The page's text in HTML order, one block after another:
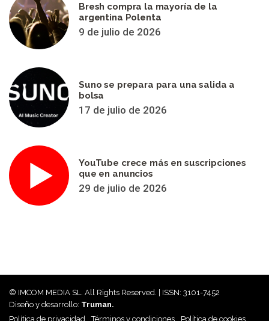
Bresh compra la mayoría de la
argentina Polenta
9 de julio de 2026
Suno se prepara para una salida a
bolsa
17 de julio de 2026
YouTube crece más en suscripciones
que en anuncios
29 de julio de 2026
© IMCOM MEDIA SL. All Rights Reserved. | ISSN: 3101-7452
Diseño y desarrollo: Truman.
Política de privacidad
Términos y condiciones Política de cookies